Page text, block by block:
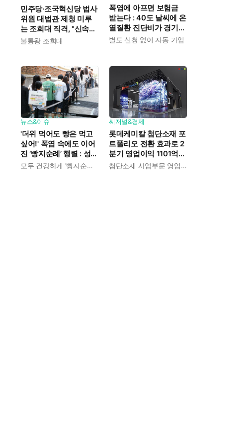
민주당·조국혁신당 법사
위원 대법관 제청 미루
는 조희대 직격, "신속한
재판 약속도 저버려"
불통왕 조희대
폭염에 아프면 보험금
받는다 : 40도 날씨에 온
열질환 진단비가 경기도
민에게 주어진다
별도 신청 없이 자동 가입
뉴스&이슈
'더위 먹어도 빵은 먹고
싶어!' 폭염 속에도 이어
진 ‘빵지순례’ 행렬 : 성심
당이 대기 손님 위해 준모두 건강하게 '빵지순례' 마치시길.
씨저널&경제
롯데케미칼 첨단소재 포
트폴리오 전환 효과로 2
분기 영업이익 1101억
흑자전환 : 대산·여수 사첨단소재 사업부문 영업이익 1325억 원